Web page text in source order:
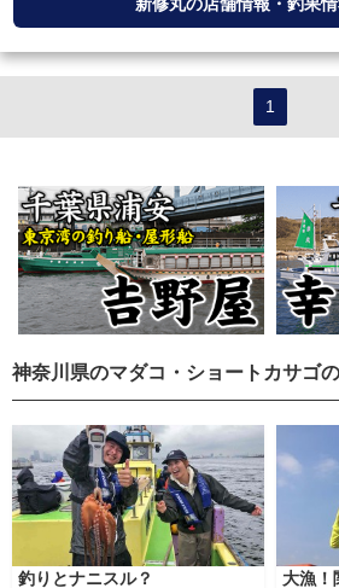
1
神奈川県のマダコ・ショートカサゴ
釣りとナニスル？ 大漁！